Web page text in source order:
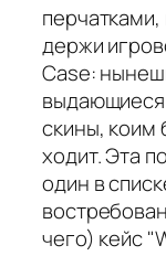
перчатками,
держи
Case:
скины, коим
ходит. Эта
один в
чего) кейс